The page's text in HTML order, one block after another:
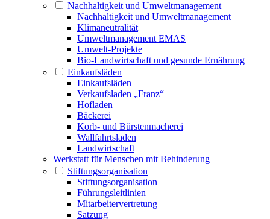
Nachhaltigkeit und Umweltmanagement
Nachhaltigkeit und Umweltmanagement
Klimaneutralität
Umweltmanagement EMAS
Umwelt-Projekte
Bio-Landwirtschaft und gesunde Ernährung
Einkaufsläden
Einkaufsläden
Verkaufsladen „Franz“
Hofladen
Bäckerei
Korb- und Bürstenmacherei
Wallfahrtsladen
Landwirtschaft
Werkstatt für Menschen mit Behinderung
Stiftungsorganisation
Stiftungsorganisation
Führungsleitlinien
Mitarbeitervertretung
Satzung